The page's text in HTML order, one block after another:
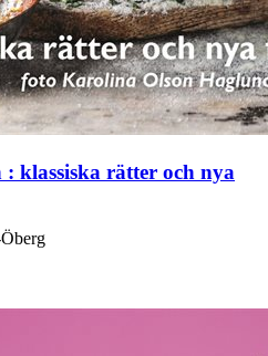
klassiska rätter och nya